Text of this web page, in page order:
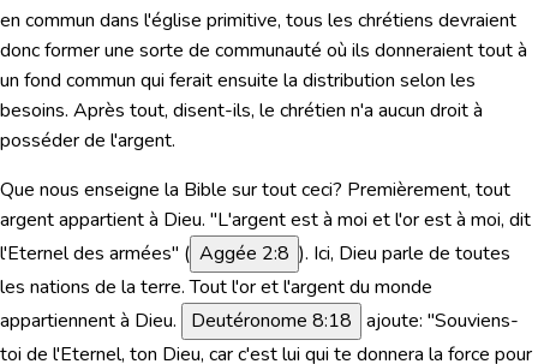
en commun dans l'église primitive, tous les chrétiens devraient
donc former une sorte de communauté où ils donneraient tout à
un fond commun qui ferait ensuite la distribution selon les
besoins. Après tout, disent-ils, le chrétien n'a aucun droit à
posséder de l'argent.
Que nous enseigne la Bible sur tout ceci? Premièrement, tout
argent appartient à Dieu. "L'argent est à moi et l'or est à moi, dit
l'Eternel des armées" ( Aggée 2:8 ). Ici, Dieu parle de toutes
les nations de la terre. Tout l'or et l'argent du monde
appartiennent à Dieu.
Deutéronome 8:18 ajoute: "Souviens-
toi de l'Eternel, ton Dieu, car c'est lui qui te donnera la force pour